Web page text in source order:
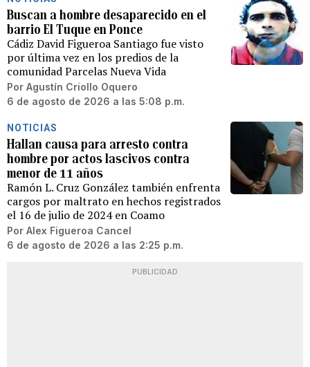
Buscan a hombre desaparecido en el
barrio El Tuque en Ponce
Cádiz David Figueroa Santiago fue visto
por última vez en los predios de la
comunidad Parcelas Nueva Vida
Por Agustín Criollo Oquero
6 de agosto de 2026 a las 5:08 p.m.
NOTICIAS
Hallan causa para arresto contra
hombre por actos lascivos contra
menor de 11 años
Ramón L. Cruz González también enfrenta
cargos por maltrato en hechos registrados
el 16 de julio de 2024 en Coamo
Por Alex Figueroa Cancel
6 de agosto de 2026 a las 2:25 p.m.
PUBLICIDAD